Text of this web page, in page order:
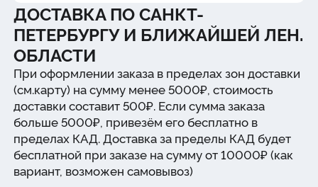
ДОСТАВКА ПО САНКТ-
ПЕТЕРБУРГУ И БЛИЖАЙШЕЙ ЛЕН.
ОБЛАСТИ
При оформлении заказа в пределах зон доставки
(см.карту) на сумму менее 5000₽, стоимость
доставки составит 500₽. Если сумма заказа
больше 5000₽, привезём его бесплатно в
пределах КАД. Доставка за пределы КАД будет
бесплатной при заказе на сумму от 10000₽ (как
вариант, возможен самовывоз)